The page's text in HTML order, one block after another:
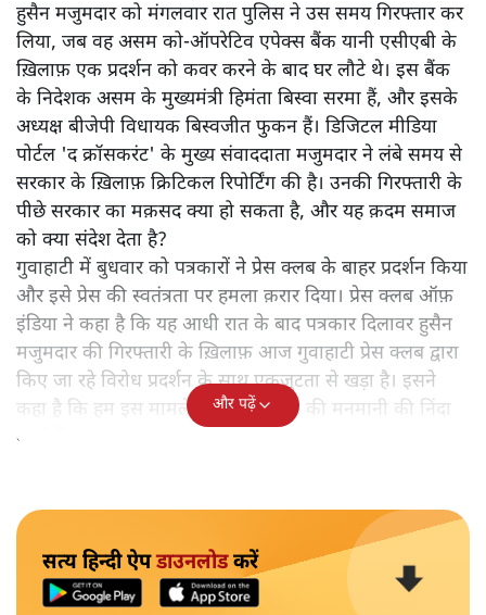
हुसैन मजुमदार को मंगलवार रात पुलिस ने उस समय गिरफ्तार कर
लिया, जब वह असम को-ऑपरेटिव एपेक्स बैंक यानी एसीएबी के
ख़िलाफ़ एक प्रदर्शन को कवर करने के बाद घर लौटे थे। इस बैंक
के निदेशक असम के मुख्यमंत्री हिमंता बिस्वा सरमा हैं, और इसके
अध्यक्ष बीजेपी विधायक बिस्वजीत फुकन हैं। डिजिटल मीडिया
पोर्टल 'द क्रॉसकरंट' के मुख्य संवाददाता मजुमदार ने लंबे समय से
सरकार के ख़िलाफ़ क्रिटिकल रिपोर्टिंग की है। उनकी गिरफ्तारी के
पीछे सरकार का मक़सद क्या हो सकता है, और यह क़दम समाज
को क्या संदेश देता है?
गुवाहाटी में बुधवार को पत्रकारों ने प्रेस क्लब के बाहर प्रदर्शन किया
और इसे प्रेस की स्वतंत्रता पर हमला क़रार दिया। प्रेस क्लब ऑफ़
इंडिया ने कहा है कि यह आधी रात के बाद पत्रकार दिलावर हुसैन
मजुमदार की गिरफ्तारी के ख़िलाफ़ आज गुवाहाटी प्रेस क्लब द्वारा
किए जा रहे विरोध प्रदर्शन के साथ एकजुटता से खड़ा है। इसने
कहा है कि हम इस मामले में असम पुलिस की मनमानी की निंदा
करते हैं।
और पढ़ें
सत्य हिन्दी ऐपडाउनलोडकरें